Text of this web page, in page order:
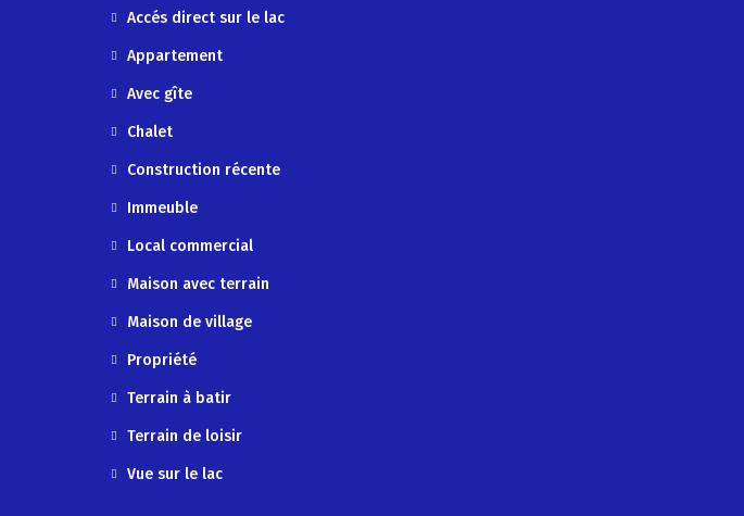
Accés direct sur le lac
Appartement
Avec gîte
Chalet
Construction récente
Immeuble
Local commercial
Maison avec terrain
Maison de village
Propriété
Terrain à batir
Terrain de loisir
Vue sur le lac